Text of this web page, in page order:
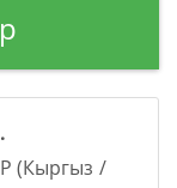
(Кыргыз /